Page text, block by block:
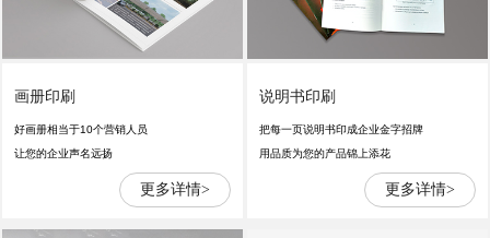
画册印刷
好画册相当于10个营销人员
让您的企业声名远扬
更多详情>
说明书印刷
把每一页说明书印成企业金字招牌
用品质为您的产品锦上添花
更多详情>